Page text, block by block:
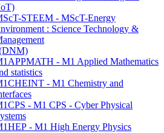
STEEM - MScT-Energy
: Science Technology &
- M1 Applied Mathematics
statistics
- M1 Chemistry and
- M1 CPS - Cyber Physical
- M1 High Energy Physics